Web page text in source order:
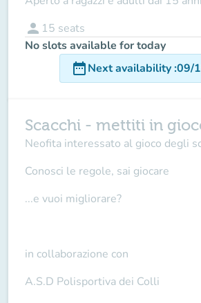
person 15 seats
No slots available for today
date_rangeNext availability:09/
Scacchi - mettiti in
Neofita interessato al gioco degli
Conosci le regole, sai giocare
...e vuoi migliorare?
in collaborazione con
A.S.D Polisportiva dei Colli